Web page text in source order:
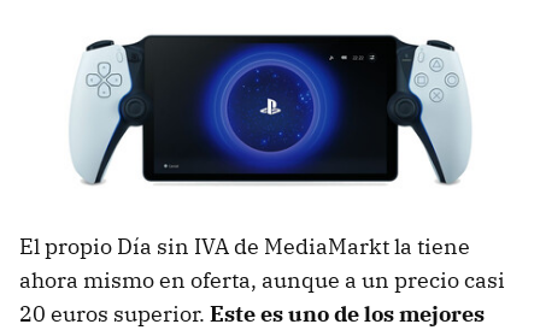
El propio Día sin IVA de MediaMarkt la tiene
ahora mismo en oferta, aunque a un precio casi
20 euros superior. Este es uno de los mejores